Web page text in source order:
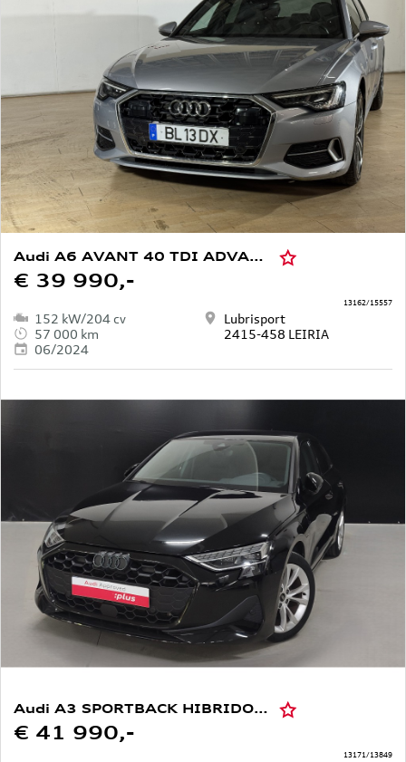
Audi A6 AVANT 40 TDI ADVANCED S TRONIC
€ 39 990,-
152 kW/204 cv
57 000 km
06/2024
Lubrisport
2415-458 LEIRIA
13162/15557
Audi A3 SPORTBACK HIBRIDO 40 TFSIE ADVANCED
€ 41 990,-
13171/13849